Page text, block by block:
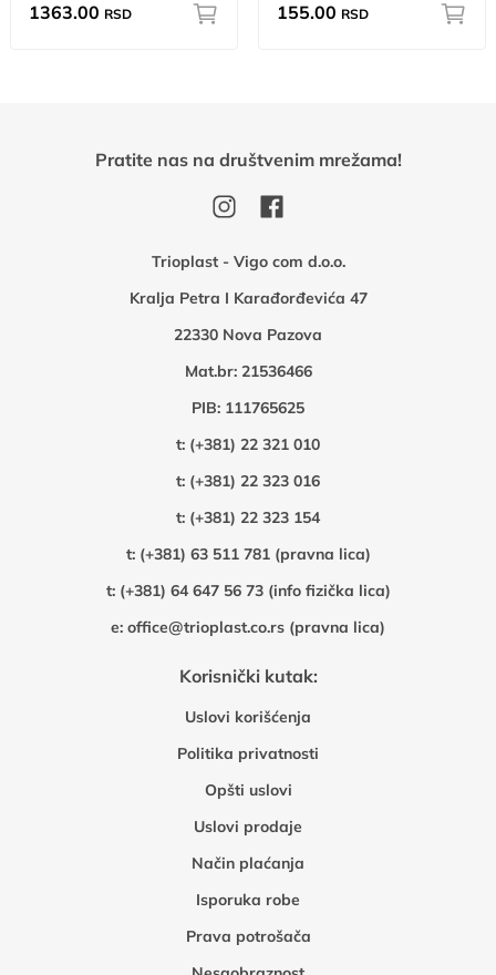
1363.00 RSD 155.00 RSD
Trioplast - Vigo com d.o.o.
Kralja Petra I Karađorđevića 47
22330 Nova Pazova
Mat.br: 21536466
PIB: 111765625
t: (+381) 22 321 010
t: (+381) 22 323 016
t: (+381) 22 323 154
t: (+381) 63 511 781 (pravna lica)
t: (+381) 64 647 56 73 (info fizička lica)
e: office@trioplast.co.rs (pravna lica)
Korisnički kutak:
Uslovi korišćenja
Politika privatnosti
Opšti uslovi
Uslovi prodaje
Način plaćanja
Isporuka robe
Prava potrošača
Pratite nas na društvenim mrežama!